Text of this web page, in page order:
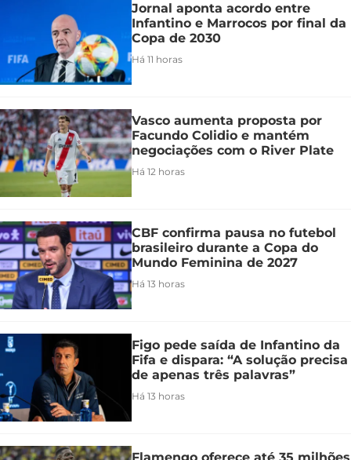
Jornal aponta acordo entre
Infantino e Marrocos por final da
Copa de 2030
Há 11 horas
Vasco aumenta proposta por
Facundo Colidio e mantém
negociações com o River Plate
Há 12 horas
CBF confirma pausa no futebol
brasileiro durante a Copa do
Mundo Feminina de 2027
Há 13 horas
Figo pede saída de Infantino da
Fifa e dispara: “A solução precisa
de apenas três palavras”
Há 13 horas